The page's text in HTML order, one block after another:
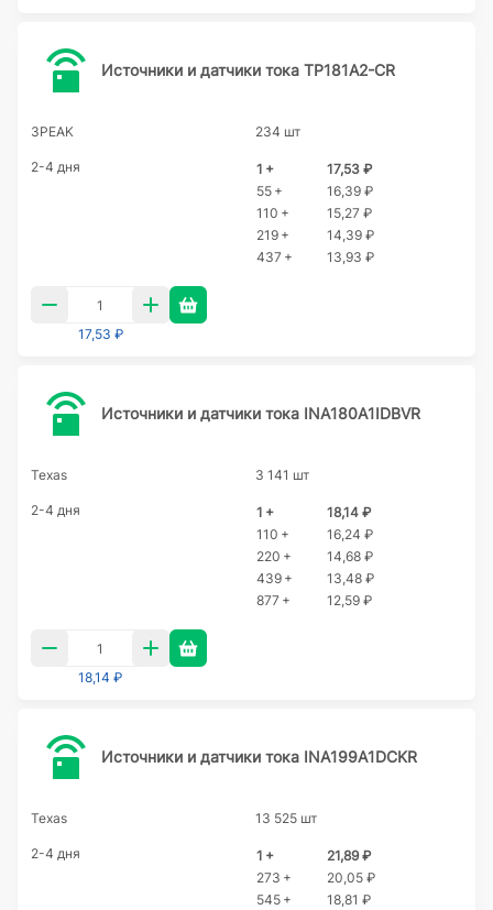
Источники и датчики тока TP181A2-CR
3PEAK 234 шт
2-4 дня 1 +
17,53 ₽
55 +
16,39 ₽
110 +
15,27 ₽
219 +
14,39 ₽
437 +
13,93 ₽
17,53 ₽
Источники и датчики тока INA180A1IDBVR
Texas 3 141 шт
2-4 дня 1 +
18,14 ₽
110 +
16,24 ₽
220 +
14,68 ₽
439 +
13,48 ₽
877 +
12,59 ₽
18,14 ₽
Источники и датчики тока INA199A1DCKR
Texas 13 525 шт
2-4 дня 1 +
21,89 ₽
273 +
20,05 ₽
545 +
18,81 ₽